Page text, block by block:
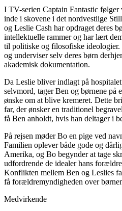
I TV-serien Captain Fantastic
inde i skovene i det nordvestlige
og Leslie Cash har opdraget deres
intellektuelle rammer og har lært
til politiske og filosofiske ideologier.
og underviser selv deres børn
akademisk dokumentation.
Da Leslie bliver indlagt på
selvmord, tager Ben og børnene på
ønske om at blive kremeret. Dette
far, der ønsker en traditionel
få Ben anholdt, hvis han deltager i
På rejsen møder Bo en pige ved
Familien oplever både gode og
Amerika, og Bo begynder at tage
udfordrende de idealer hans
Konflikten mellem Ben og Leslies
få forældremyndigheden over
Medvirkende